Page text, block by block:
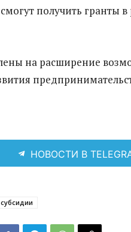
получить гранты
на расширение
НОВОСТИ В
субсидии